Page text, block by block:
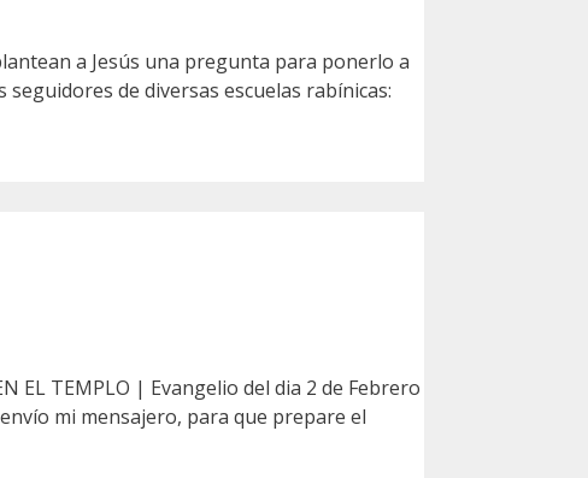
a Jesús una pregunta para ponerlo a
de diversas escuelas rabínicas:
EL TEMPLO | Evangelio del dia 2 de Febrero
envío mi mensajero, para que prepare el